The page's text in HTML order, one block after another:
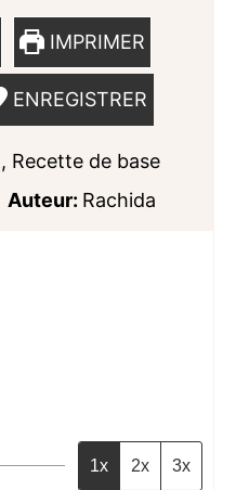
IMPRIMER
ENREGISTRER
Recette de base
Auteur: Rachida
1x 2x 3x